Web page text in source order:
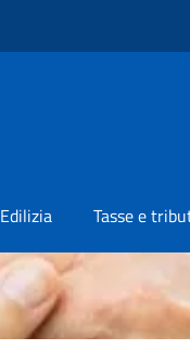
Edilizia Tasse e